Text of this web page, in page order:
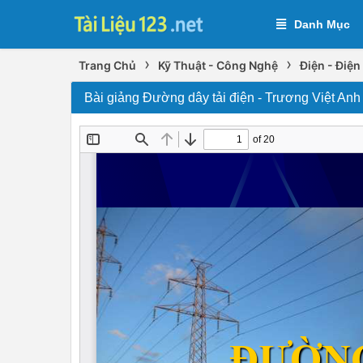
Danh Mục
Trang Chủ › Kỹ Thuật - Công Nghệ › Điện - Điện
Bài giảng Đường dây tải điện - Trương Việt Anh